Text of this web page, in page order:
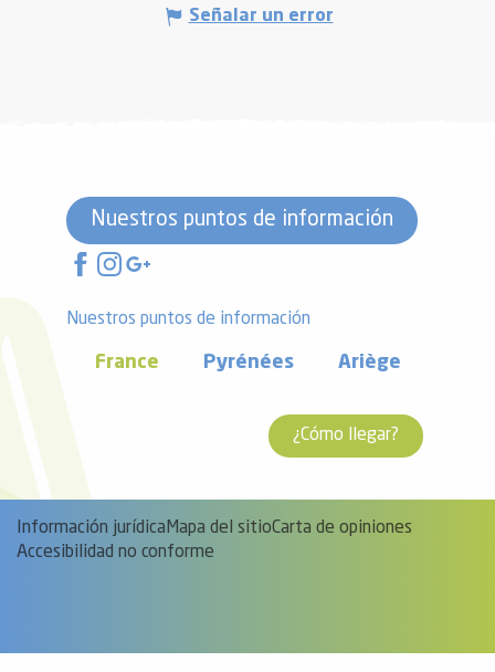
Señalar un error
Nuestros puntos de información
Nuestros puntos de información
France Pyrénées Ariège
¿Cómo llegar?
Información jurídicaMapa del sitioCarta de opiniones
Accesibilidad no conforme